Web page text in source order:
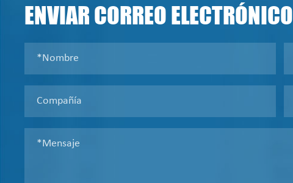
ENVIAR CORREO ELECTRÓNICO